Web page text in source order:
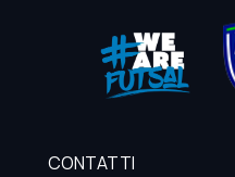
CONTATTI